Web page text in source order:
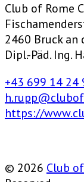
Club of Rome
2460 Bruck an
Dipl.-Päd. Ing.
+43 699 14 24
https://
© 2026 Club